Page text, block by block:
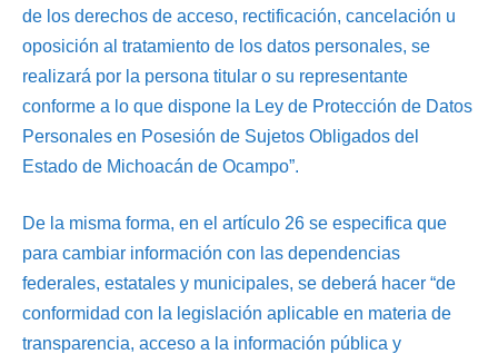
de los derechos de acceso, rectificación, cancelación u
oposición al tratamiento de los datos personales, se
realizará por la persona titular o su representante
conforme a lo que dispone la Ley de Protección de Datos
Personales en Posesión de Sujetos Obligados del
Estado de Michoacán de Ocampo”.
De la misma forma, en el artículo 26 se especifica que
para cambiar información con las dependencias
federales, estatales y municipales, se deberá hacer “de
conformidad con la legislación aplicable en materia de
transparencia, acceso a la información pública y